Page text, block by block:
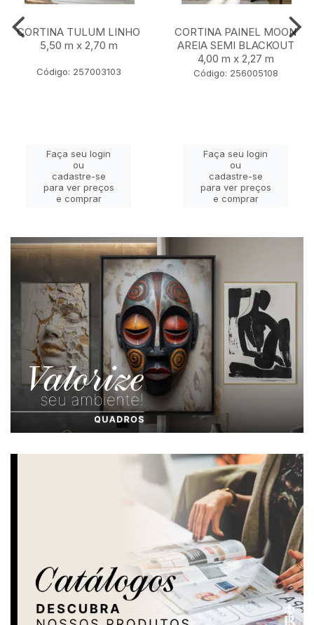
CORTINA TULUM LINHO
5,50 m x 2,70 m
Código: 257003103
Faça seu login
ou
cadastre-se
para ver preços
e comprar
CORTINA PAINEL MOON
AREIA SEMI BLACKOUT
4,00 m x 2,27 m
Código: 256005108
Faça seu login
ou
cadastre-se
para ver preços
e comprar